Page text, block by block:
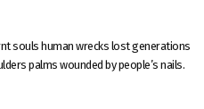
souls human wrecks lost generations
palms wounded by people’s nails.